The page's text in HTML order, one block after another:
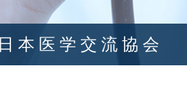
日 本 医 学 交 流 協 会